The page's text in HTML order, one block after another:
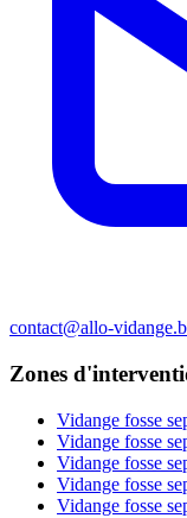
contact@allo-
Zones
Vidange fosse
Vidange fosse
Vidange fosse
Vidange fosse
Vidange fosse